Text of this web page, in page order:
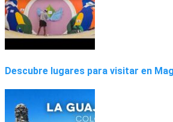
Descubre lugares para visitar en